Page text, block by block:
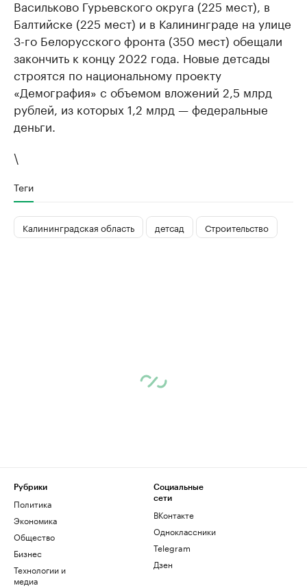
Васильково Гурьевского округа (225 мест), в
Балтийске (225 мест) и в Калининграде на улице
3-го Белорусского фронта (350 мест) обещали
закончить к концу 2022 года. Новые детсады
строятся по национальному проекту
«Демография» с объемом вложений 2,5 млрд
рублей, из которых 1,2 млрд — федеральные
деньги.
\
Теги
Калининградская область детсад Строительство
Рубрики
Политика
Экономика
Общество
Бизнес
Технологии и
медиа
Социальные
сети
ВКонтакте
Одноклассники
Telegram
Дзен